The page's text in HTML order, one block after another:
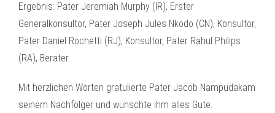
Ergebnis: Pater Jeremiah Murphy (IR), Erster
Generalkonsultor, Pater Joseph Jules Nkodo (CN), Konsultor,
Pater Daniel Rochetti (RJ), Konsultor, Pater Rahul Philips
(RA), Berater.
Mit herzlichen Worten gratulierte Pater Jacob Nampudakam
seinem Nachfolger und wünschte ihm alles Gute.